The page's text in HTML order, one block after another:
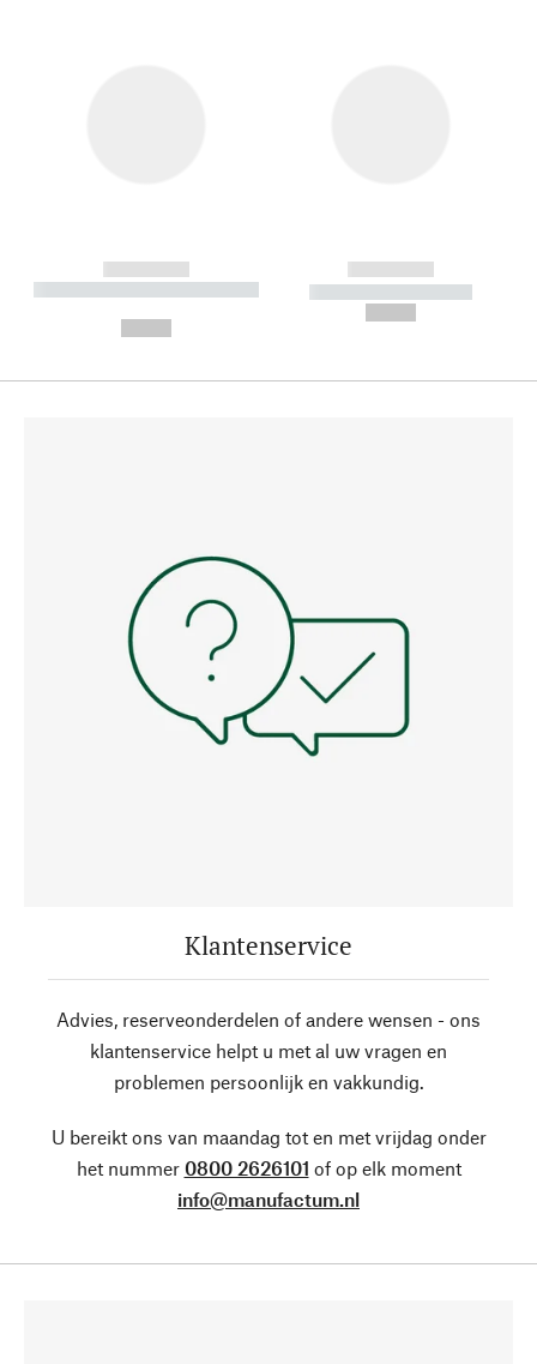
------------
----------- ----------- --------
------------
----------- -----------
Klantenservice
Advies, reserveonderdelen of andere wensen - ons
klantenservice helpt u met al uw vragen en
problemen persoonlijk en vakkundig.
U bereikt ons van maandag tot en met vrijdag onder
het nummer 0800 2626101 of op elk moment
info@manufactum.nl